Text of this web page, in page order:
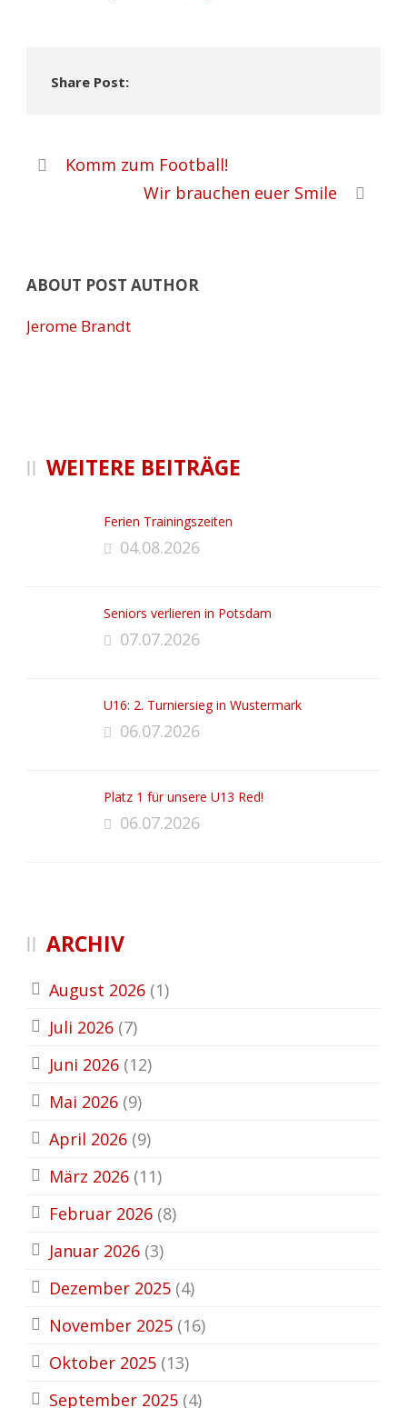
Share Post:
Komm zum Football!
Wir brauchen euer Smile
ABOUT POST AUTHOR
Jerome Brandt
WEITERE BEITRÄGE
Ferien Trainingszeiten
04.08.2026
Seniors verlieren in Potsdam
07.07.2026
U16: 2. Turniersieg in Wustermark
06.07.2026
Platz 1 für unsere U13 Red!
06.07.2026
ARCHIV
August 2026 (1)
Juli 2026 (7)
Juni 2026 (12)
Mai 2026 (9)
April 2026 (9)
März 2026 (11)
Februar 2026 (8)
Januar 2026 (3)
Dezember 2025 (4)
November 2025 (16)
Oktober 2025 (13)
September 2025 (4)